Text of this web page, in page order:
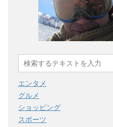
エンタメ
グルメ
ショッピング
スポーツ